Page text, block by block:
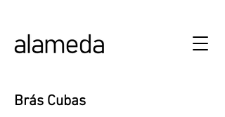
Brás Cubas